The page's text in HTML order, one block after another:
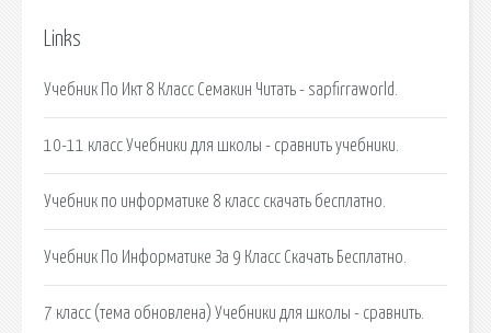
Links
Учебник По Икт 8 Класс Семакин Читать - sapfirraworld.
10-11 класс Учебники для школы - сравнить учебники.
Учебник по информатике 8 класс скачать бесплатно.
Учебник По Информатике За 9 Класс Скачать Бесплатно.
7 класс (тема обновлена) Учебники для школы - сравнить.